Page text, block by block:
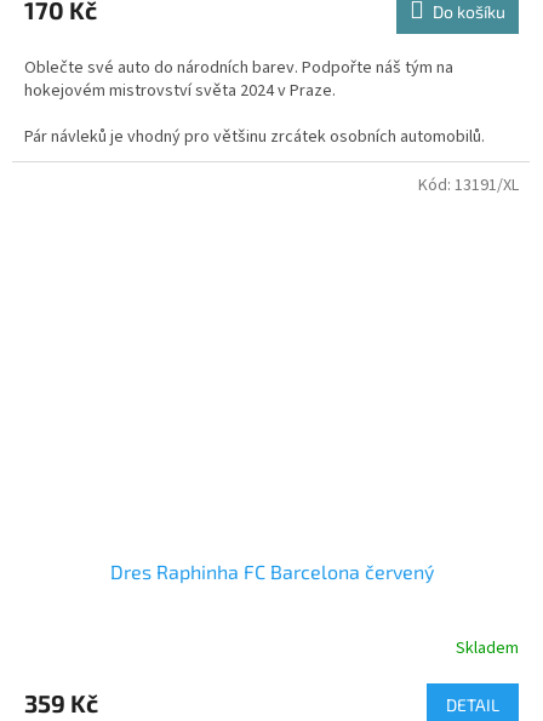
je
z
5
170 Kč Do košíku
Oblečte své auto do národních barev. Podpořte náš tým na
hokejovém mistrovství světa 2024 v Praze.
Pár návleků je vhodný pro většinu zrcátek osobních automobilů.
Dres Raphinha FC Barcelona červený
produktu
Skladem
359 Kč DETAIL
Kód: 13191/XL